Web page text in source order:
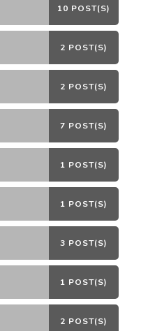
10 POST(S)
2 POST(S)
2 POST(S)
7 POST(S)
1 POST(S)
1 POST(S)
3 POST(S)
1 POST(S)
2 POST(S)